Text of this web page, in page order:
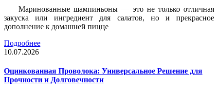
Маринованные шампиньоны — это не только отличная
закуска или ингредиент для салатов, но и прекрасное
дополнение к домашней пицце
Подробнее
10.07.2026
Оцинкованная Проволока: Универсальное Решение для
Прочности и Долговечности